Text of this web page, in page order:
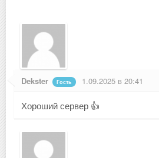
Dekster Гость 1.09.2025 в 20:41
Хороший сервер 👍